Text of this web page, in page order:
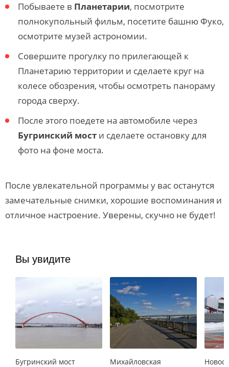
Побываете в Планетарии, посмотрите
полнокупольный фильм, посетите башню Фуко,
осмотрите музей астрономии.
Совершите прогулку по прилегающей к
Планетарию территории и сделаете круг на
колесе обозрения, чтобы осмотреть панораму
города сверху.
После этого поедете на автомобиле через
Бугринский мост и сделаете остановку для
фото на фоне моста.
После увлекательной программы у вас останутся
замечательные снимки, хорошие воспоминания и
отличное настроение. Уверены, скучно не будет!
Вы увидите
Бугринский мост
Михайловская